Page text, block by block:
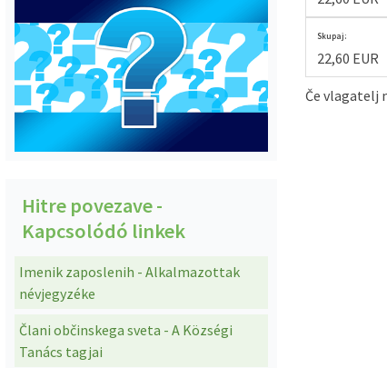
Skupaj:
22,60 EUR
Če vlagatelj
Hitre povezave -
Kapcsolódó linkek
Imenik zaposlenih - Alkalmazottak
névjegyzéke
Člani občinskega sveta - A Községi
Tanács tagjai